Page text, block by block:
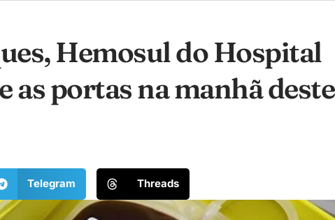
Hemosul do Hospital
as portas na manhã deste
Telegram Threads